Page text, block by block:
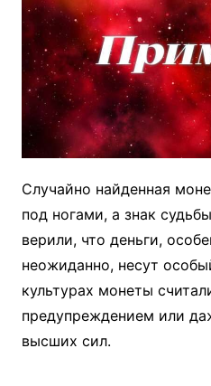
Случайно найденная
под ногами, а знак
верили, что деньги,
неожиданно, несут
культурах монеты
предупреждением или
высших сил.